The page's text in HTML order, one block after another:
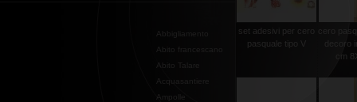
Abbigliamento
Abito francescano
Abito Talare
Acquasantiere
Ampolle
set adesivi per cero
pasquale tipo V
cero
decoro
cm